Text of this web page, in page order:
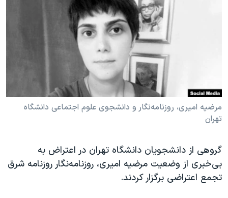
فرهنگ و زندگی
حقوق شهروندی
اسرائیل در جنگ
آرشیو پخش زنده
انتخابات ریاست جمهوری آمریکا ۲۰۲۴
حمله جمهوری اسلامی به اسرائیل
ورزش زنان در ایران
اعتراضات زن، زندگی، آزادی
مجموعه مستندهای دادخواهی
دادگاه حمید نوری
چهل سال گروگان‌گیری
زبانهای مختلف
مرضیه امیری، روزنامه‌نگار و دانشجوی علوم اجتماعی دانشگاه
تهران
گروهی از دانشجویان دانشگاه تهران در اعتراض به
بی‌خبری از وضعیت مرضیه امیری، روزنامه‌نگار روزنامه شرق
تجمع اعتراضی برگزار کردند.